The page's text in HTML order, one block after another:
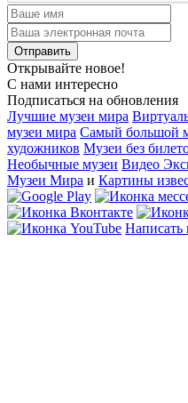
Открывайте новое!
С нами интересно
Подписаться на обновления
Лучшие музеи мира
музеи мира Самый большой
художников Музеи без
Необычные музеи Видео
Музеи Мира и Картины
Написать